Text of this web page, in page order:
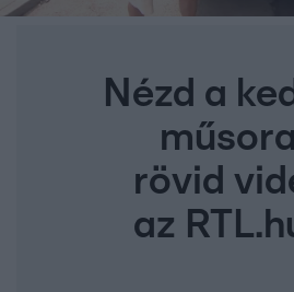
Nézd a
rövid
az